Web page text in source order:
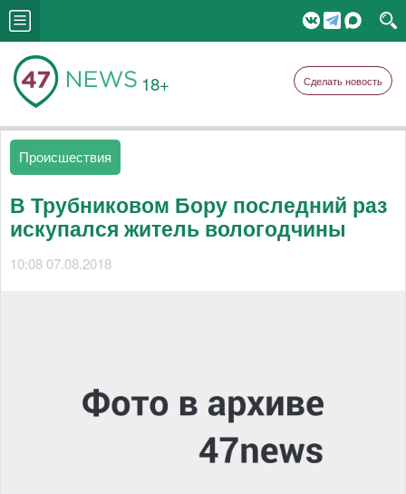
18+ Сделать новость
Происшествия
В Трубниковом Бору последний раз
искупался житель вологодчины
10:08 07.08.2018